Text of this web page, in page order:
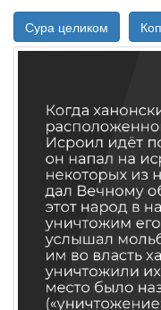
Сура целиком